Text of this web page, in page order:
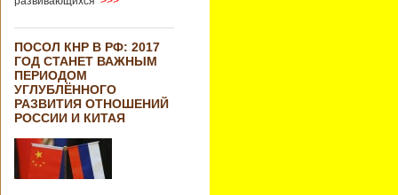
ПОСОЛ КНР В РФ: 2017
ГОД СТАНЕТ ВАЖНЫМ
ПЕРИОДОМ
УГЛУБЛЁННОГО
РАЗВИТИЯ ОТНОШЕНИЙ
РОССИИ И КИТАЯ